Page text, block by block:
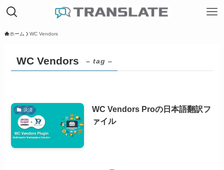
ホーム WC Vendors
WC Vendors – tag –
決済
WC Vendors Proの日本語翻訳フ
ァイル